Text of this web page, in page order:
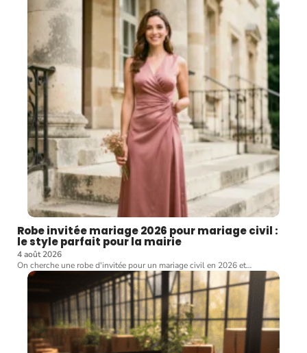
Robe invitée mariage 2026 pour mariage civil :
le style parfait pour la mairie
4 août 2026
On cherche une robe d'invitée pour un mariage civil en 2026 et…